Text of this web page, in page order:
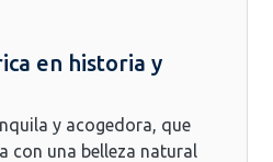
en historia y
y acogedora, que
con una belleza natural